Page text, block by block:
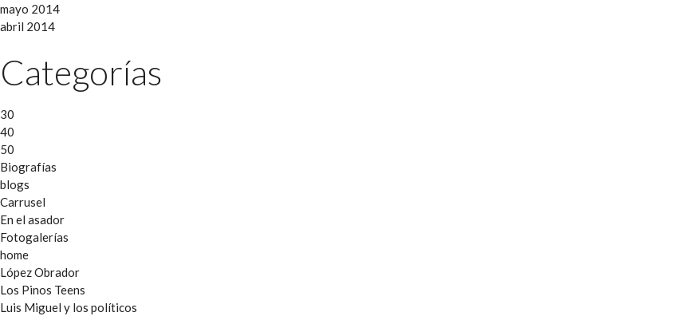
mayo 2014
abril 2014
Categorías
30
40
50
Biografías
blogs
Carrusel
En el asador
Fotogalerías
home
López Obrador
Los Pinos Teens
Luis Miguel y los políticos